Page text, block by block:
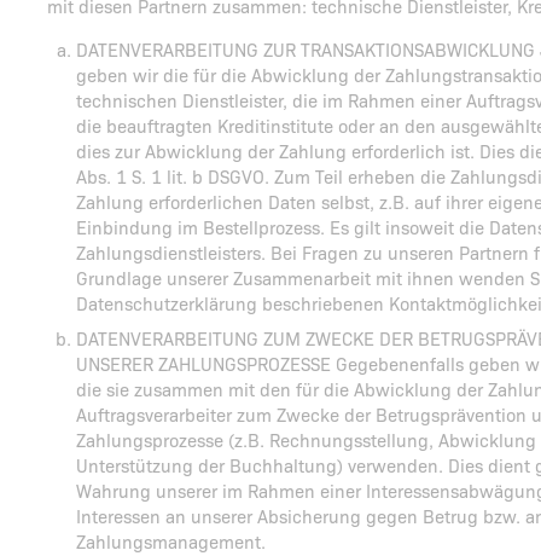
mit diesen Partnern zusammen: technische Dienstleister,
DATENVERARBEITUNG ZUR
geben wir die für die Abwicklung der
technischen Dienstleister, die im Rahmen einer
die beauftragten Kreditinstitute oder an den
dies zur Abwicklung der Zahlung erforderlich ist. Dies
Abs. 1 S. 1 lit. b DSGVO. Zum Teil erheben die
Zahlung erforderlichen Daten selbst, z.B. auf ihrer
Einbindung im Bestellprozess. Es gilt insoweit die
Zahlungsdienstleisters. Bei Fragen zu unseren
Grundlage unserer Zusammenarbeit mit ihnen wenden
Datenschutzerklärung beschriebenen
DATENVERARBEITUNG ZUM ZWECKE DER
UNSERER ZAHLUNGSPROZESSE Gegebenenfalls
die sie zusammen mit den für die Abwicklung der
Auftragsverarbeiter zum Zwecke der Betrugsprävention
Zahlungsprozesse (z.B. Rechnungsstellung,
Unterstützung der Buchhaltung) verwenden. Dies dient
Wahrung unserer im Rahmen einer
Interessen an unserer Absicherung gegen Betrug bzw.
Zahlungsmanagement.